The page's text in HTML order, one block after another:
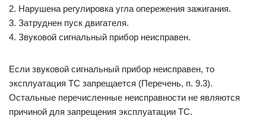
2. Нарушена регулировка угла опережения зажигания.
3. Затруднен пуск двигателя.
4. Звуковой сигнальный прибор неисправен.
Если звуковой сигнальный прибор неисправен, то
эксплуатация ТС запрещается (Перечень, п. 9.3).
Остальные перечисленные неисправности не являются
причиной для запрещения эксплуатации ТС.